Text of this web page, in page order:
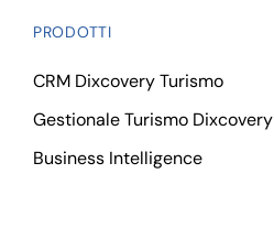
PRODOTTI
CRM Dixcovery Turismo
Gestionale Turismo Dixcovery
Business Intelligence